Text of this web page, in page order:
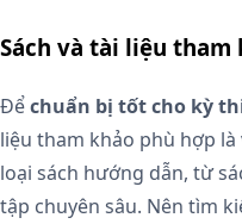
Sách và tài liệu tham
Đểchuẩn bị tốt cho kỳ
liệu tham khảo phù hợp
loại sách hướng dẫn, từ
tập chuyên sâu. Nên tìm